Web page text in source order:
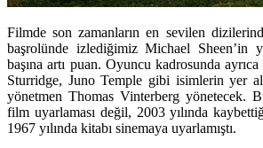
Filmde son zamanların en sevilen
başrolünde izlediğimiz Michael Sheen’in
başına artı puan. Oyuncu kadrosunda
Sturridge, Juno Temple gibi isimlerin yer
yönetmen Thomas Vinterberg yönetecek.
film uyarlaması değil, 2003 yılında
1967 yılında kitabı sinemaya uyarlamıştı.